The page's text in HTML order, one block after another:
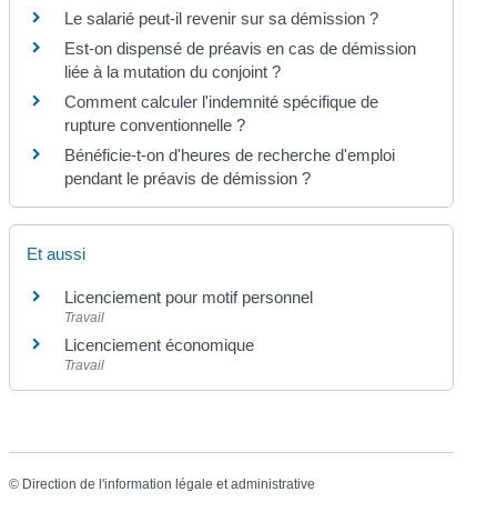
Le salarié peut-il revenir sur sa démission ?
Est-on dispensé de préavis en cas de démission
liée à la mutation du conjoint ?
Comment calculer l'indemnité spécifique de
rupture conventionnelle ?
Bénéficie-t-on d'heures de recherche d'emploi
pendant le préavis de démission ?
Et aussi
Licenciement pour motif personnel
Travail
Licenciement économique
Travail
© Direction de l'information légale et administrative